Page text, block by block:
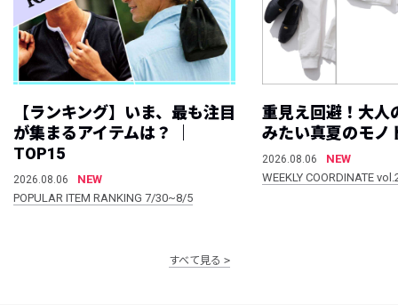
【ランキング】いま、最も注目
が集まるアイテムは？ ｜
TOP15
2026.08.06
NEW
POPULAR ITEM RANKING 7/30~8/5
重見え回避！大人
みたい真夏のモノ
2026.08.06
NEW
WEEKLY COORDINATE
すべて見る